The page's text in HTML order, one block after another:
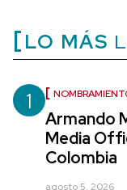
LO MÁS
1
Armando
Media
Colombia
agosto 5, 2026